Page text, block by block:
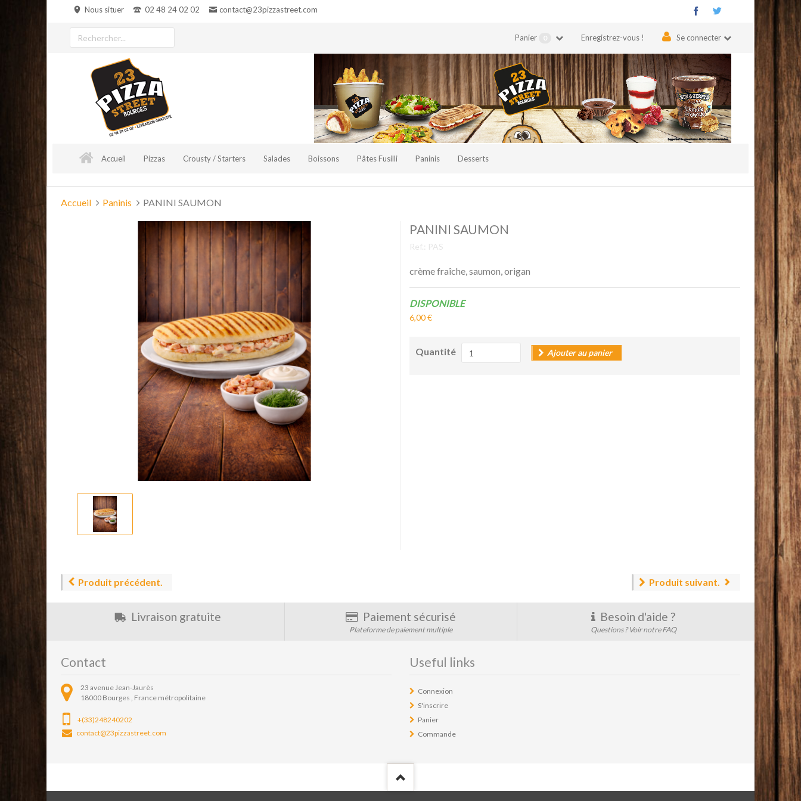
Nous situer 02 48 24 02 02 contact@23pizzastreet.com
Enregistrez-vous ! Se connecter
Panier 0
Accueil Pizzas Crousty / Starters Salades Boissons Pâtes Fusilli Paninis Desserts
Vous
Accueil Paninis PANINI SAUMON
PANINI SAUMON
Ref.: PAS
crème fraîche, saumon, origan
Disponibilité:
DISPONIBLE
6,00 €
Quantité Ajouter au panier
Produit précédent. Produit suivant.
Livraison gratuite Paiement sécurisé
Plateforme de paiement multiple
Besoin d'aide ?
Questions ? Voir notre FAQ
Contact
23 avenue Jean-Jaurès
18000 Bourges , France métropolitaine
+(33)248240202
contact@23pizzastreet.com
Useful links
Connexion
S'inscrire
Panier
Commande